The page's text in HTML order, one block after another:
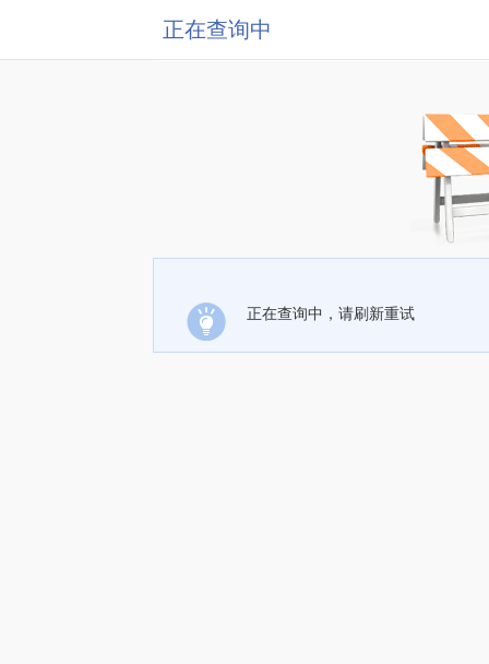
正在查询中
正在查询中，请刷新重试